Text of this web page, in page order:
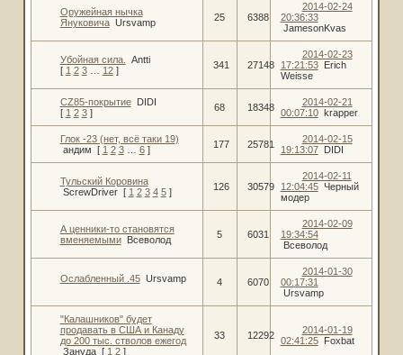
Оружейная нычка
Януковича Ursvamp 25 6388
2014-02-24
20:36:33
JamesonKvas
Убойная сила.
Antti
[ 1 2 3 12 ] 341 27148
2014-02-23
17:21:53
Erich
Weisse
CZ85-покрытие
DIDI
[ 1 2 3 ] 68 18348
2014-02-21
00:07:10 krapper
Глок -23 (нет, всё таки 19)
андим [ 1 2 3 6 ] 177 25781
2014-02-15
19:13:07
DIDI
Тульский Коровина
ScrewDriver [ 1 2 3 4 5 ] 126 30579
2014-02-11
12:04:45 Черный
модер
А ценники-то становятся
вменяемыми
Всеволод 5 6031
2014-02-09
19:34:54
Всеволод
Ослабленный .45 Ursvamp 4 6070
2014-01-30
00:17:31
Ursvamp
"Калашников" будет
продавать в США и Канаду
до 200 тыс. стволов ежегод
Зануда [ 1 2 ]
33 12292
2014-01-19
02:41:25
Foxbat